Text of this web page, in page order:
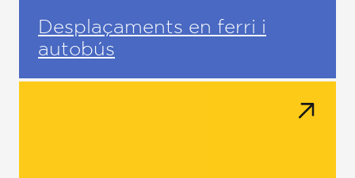
Desplaçaments en ferri i
autobús